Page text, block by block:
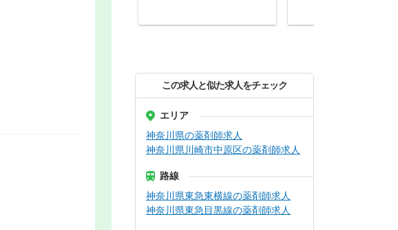
この求人と似た求人をチェック
エリア
神奈川県の薬剤師求人
神奈川県川崎市中原区の薬剤師求人
路線
神奈川県東急東横線の薬剤師求人
神奈川県東急目黒線の薬剤師求人